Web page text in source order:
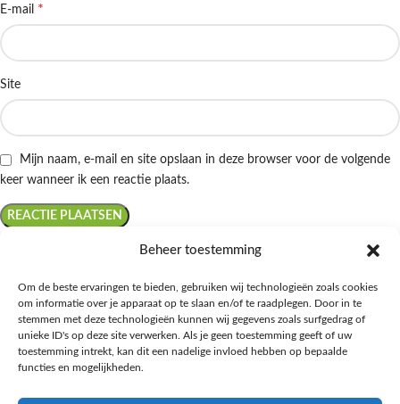
Beheer toestemming
Om de beste ervaringen te bieden, gebruiken wij technologieën zoals cookies
om informatie over je apparaat op te slaan en/of te raadplegen. Door in te
stemmen met deze technologieën kunnen wij gegevens zoals surfgedrag of
unieke ID's op deze site verwerken. Als je geen toestemming geeft of uw
toestemming intrekt, kan dit een nadelige invloed hebben op bepaalde
functies en mogelijkheden.
E-mail *
Site
Mijn naam, e-mail en site opslaan in deze browser voor de volgende
keer wanneer ik een reactie plaats.
Ontdek de beste keto-vriendelijke keuzes van Albert Heijn, verrijk je
kennis met onze diepgaande blogs over het keto-dieet, en deel jouw
favoriete keto recepten in onze bruisende online gemeenschap!